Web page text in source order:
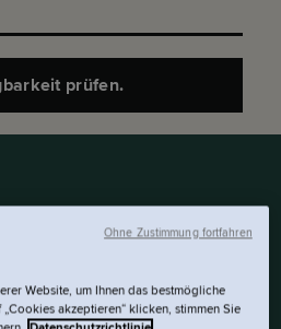
prüfen.
M²-STUDIOS
ERHÖHTE
ZWEI 150CM X
Website, um Ihnen das bestmögliche
akzeptieren“ klicken, stimmen Sie
Ohne Zustimmung fortfahren